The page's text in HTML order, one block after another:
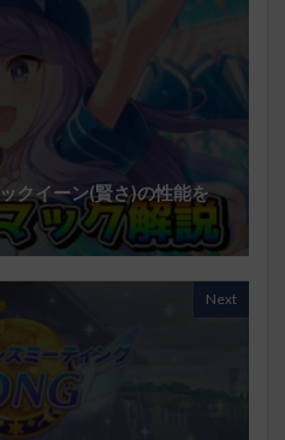
ックイーン(賢さ)の性能を
Next